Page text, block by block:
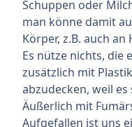
Schuppen oder
man könne damit
Körper, z.B. auch
Es nütze nichts, die
zusätzlich mit
abzudecken, weil
Äußerlich mit
Aufgefallen ist uns